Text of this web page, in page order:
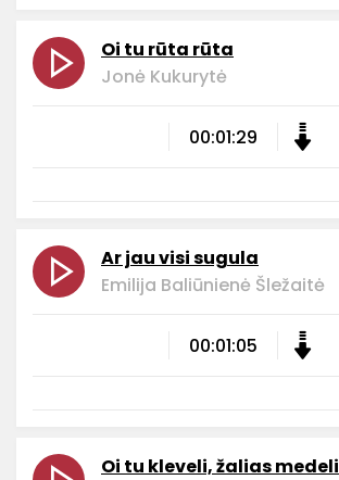
Oi tu rūta rūta
Jonė Kukurytė
00:01:29
Ar jau visi sugula
Emilija Baliūnienė Šležaitė
00:01:05
Oi tu kleveli, žalias medeli